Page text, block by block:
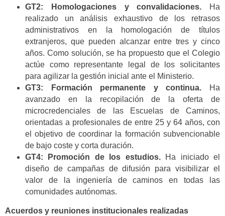
GT2: Homologaciones y convalidaciones. Ha
realizado un análisis exhaustivo de los retrasos
administrativos en la homologación de títulos
extranjeros, que pueden alcanzar entre tres y cinco
años. Como solución, se ha propuesto que el Colegio
actúe como representante legal de los solicitantes
para agilizar la gestión inicial ante el Ministerio.
GT3: Formación permanente y continua. Ha
avanzado en la recopilación de la oferta de
microcredenciales de las Escuelas de Caminos,
orientadas a profesionales de entre 25 y 64 años, con
el objetivo de coordinar la formación subvencionable
de bajo coste y corta duración.
GT4: Promoción de los estudios.Ha iniciado el
diseño de campañas de difusión para visibilizar el
valor de la ingeniería de caminos en todas las
comunidades autónomas.
Acuerdos y reuniones institucionales realizadas